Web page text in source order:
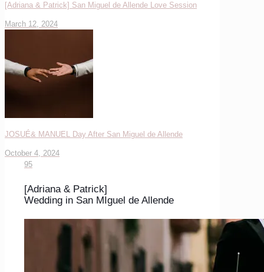
[Adriana & Patrick] San Miguel de Allende Love Session
March 12, 2024
JOSUÉ& MANUEL Day After San Miguel de Allende
October 4, 2024
95
[Adriana & Patrick]
Wedding in San MIguel de Allende